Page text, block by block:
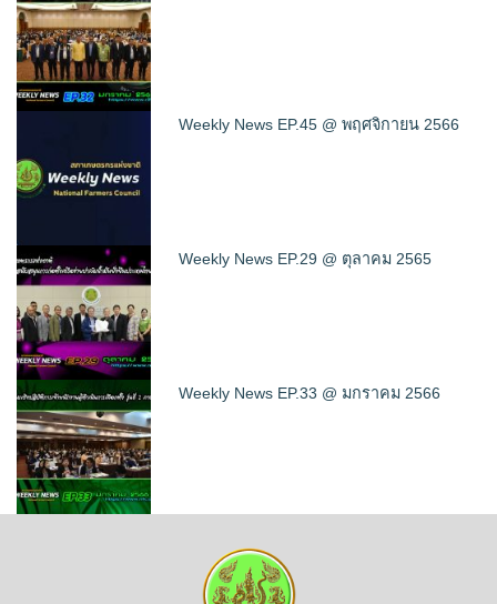
Weekly News EP.45 @ พฤศจิกายน 2566
Weekly News EP.29 @ ตุลาคม 2565
Weekly News EP.33 @ มกราคม 2566